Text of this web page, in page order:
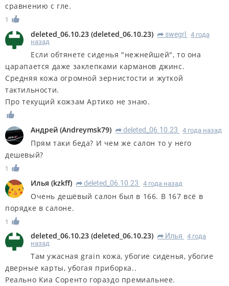
сравнению с гле.
1
deleted_06.10.23 (deleted_06.10.23) R swegrl
4 года
назад
Если обтянете сиденья "нежнейшей", то она
царапается даже заклепками карманов джинс.
Средняя кожа огромной зернистости и жуткой
тактильности.
Про текущий кожзам Артико не знаю.
Андрей (Andreymsk79) R deleted_06.10.23 4 года назад
Прям таки беда? И чем же салон то у него
дешевый?
1
Илья (kzkff) R deleted_06.10.23 4 года назад
Очень дешёвый салон был в 166. В 167 всё в
порядке в салоне.
1
deleted_06.10.23 (deleted_06.10.23) R Илья
4 года
назад
Там ужасная grain кожа, убогие сиденья, убогие
дверные карты, убогая приборка..
Реально Киа Соренто гораздо премиальнее.